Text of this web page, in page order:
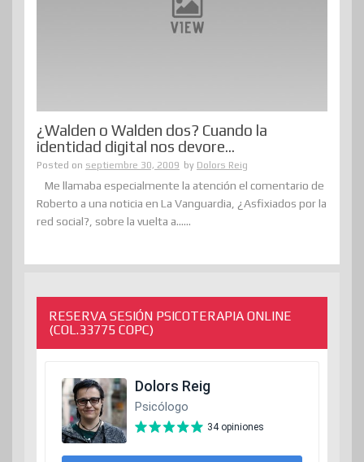
¿Walden o Walden dos? Cuando la
identidad digital nos devore…
Posted on septiembre 30, 2009 by Dolors Reig
Me llamaba especialmente la atención el comentario de
Roberto a una noticia en La Vanguardia, ¿Asfixiados por la
red social?, sobre la vuelta a......
RESERVA SESIÓN PSICOTERAPIA ONLINE
(COL.33775 COPC)